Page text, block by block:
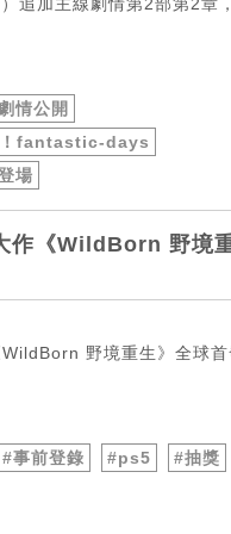
情公開
！fantastic-days
場
作《WildBorn 野境
野境重生》全球首
#事前登錄 #ps5 #抽獎